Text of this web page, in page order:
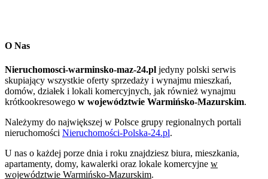
O Nas
Nieruchomosci-warminsko-maz-24.pl jedyny polski serwis
skupiający wszystkie oferty sprzedaży i wynajmu mieszkań,
domów, działek i lokali komercyjnych, jak również wynajmu
krótkookresowego w województwie Warmińsko-Mazurskim.
Należymy do największej w Polsce grupy regionalnych portali
nieruchomości Nieruchomości-Polska-24.pl.
U nas o każdej porze dnia i roku znajdziesz biura, mieszkania,
apartamenty, domy, kawalerki oraz lokale komercyjne w
województwie Warmińsko-Mazurskim.